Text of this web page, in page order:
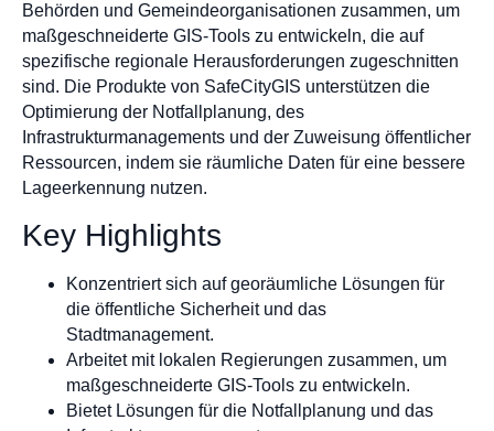
Behörden und Gemeindeorganisationen zusammen, um
maßgeschneiderte GIS-Tools zu entwickeln, die auf
spezifische regionale Herausforderungen zugeschnitten
sind. Die Produkte von SafeCityGIS unterstützen die
Optimierung der Notfallplanung, des
Infrastrukturmanagements und der Zuweisung öffentlicher
Ressourcen, indem sie räumliche Daten für eine bessere
Lageerkennung nutzen.
Key Highlights
Konzentriert sich auf georäumliche Lösungen für
die öffentliche Sicherheit und das
Stadtmanagement.
Arbeitet mit lokalen Regierungen zusammen, um
maßgeschneiderte GIS-Tools zu entwickeln.
Bietet Lösungen für die Notfallplanung und das